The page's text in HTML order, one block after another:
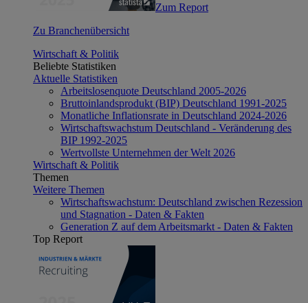
Zum Report
Zu Branchenübersicht
Wirtschaft & Politik
Beliebte Statistiken
Aktuelle Statistiken
Arbeitslosenquote Deutschland 2005-2026
Bruttoinlandsprodukt (BIP) Deutschland 1991-2025
Monatliche Inflationsrate in Deutschland 2024-2026
Wirtschaftswachstum Deutschland - Veränderung des
BIP 1992-2025
Wertvollste Unternehmen der Welt 2026
Wirtschaft & Politik
Themen
Weitere Themen
Wirtschaftswachstum: Deutschland zwischen Rezession
und Stagnation - Daten & Fakten
Generation Z auf dem Arbeitsmarkt - Daten & Fakten
Top Report